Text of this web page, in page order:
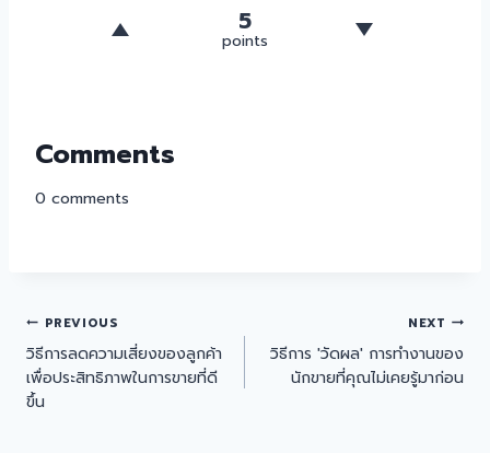
5
points
Comments
0 comments
PREVIOUS
วิธีการลดความเสี่ยงของลูกค้า
เพื่อประสิทธิภาพในการขายที่ดี
ขึ้น
NEXT
วิธีการ 'วัดผล' การทำงานของ
นักขายที่คุณไม่เคยรู้มาก่อน